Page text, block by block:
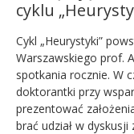
cyklu
Cykl „Heurystyki”
Warszawskiego prof.
spotkania rocznie. W
doktorantki przy
prezentować
brać udział w dyskusji